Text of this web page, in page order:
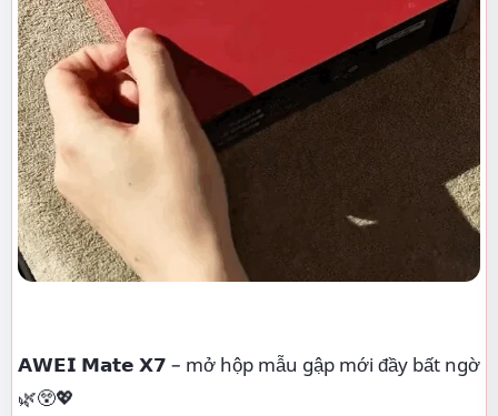
𝗔𝗪𝗘𝗜 𝗠𝗮𝘁𝗲 𝗫𝟳 – mở hộp mẫu gập mới đầy bất ngờ
🌿😲💖